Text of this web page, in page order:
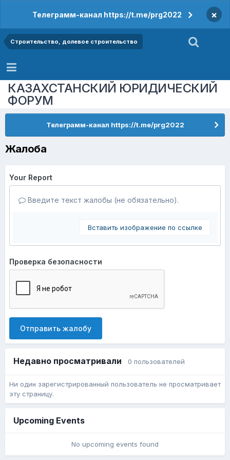
Телеграмм-канал https://t.me/prg2022 ×
Строительство, долевое строительство
КАЗАХСТАНСКИЙ ЮРИДИЧЕСКИЙ
ФОРУМ
Телеграмм-канал https://t.me/prg2022
Жалоба
Your Report
Введите текст жалобы (не обязательно).
Вставить изображение по ссылке
Проверка безопасности
Отправить жалобу
Недавно просматривали 0 пользователей
Ни один зарегистрированный пользователь не просматривает
эту страницу.
Upcoming Events
No upcoming events found